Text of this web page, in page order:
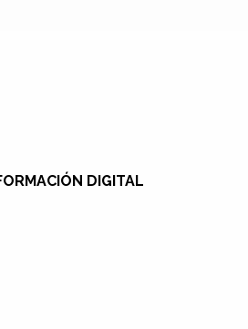
DIGITAL